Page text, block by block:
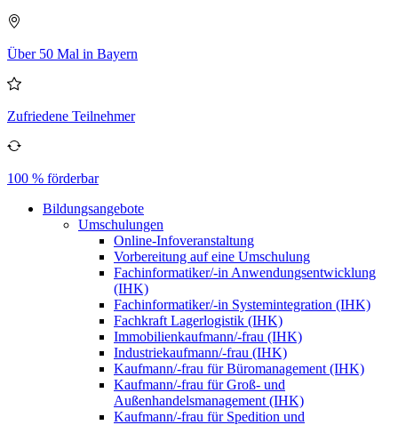
Über 50 Mal in Bayern
Zufriedene Teilnehmer
100 % förderbar
Bildungsangebote
Umschulungen
Online-Infoveranstaltung
Vorbereitung auf eine Umschulung
Fachinformatiker/-in Anwendungsentwicklung
(IHK)
Fachinformatiker/-in Systemintegration (IHK)
Fachkraft Lagerlogistik (IHK)
Immobilienkaufmann/-frau (IHK)
Industriekaufmann/-frau (IHK)
Kaufmann/-frau für Büromanagement (IHK)
Kaufmann/-frau für Groß- und
Außenhandelsmanagement (IHK)
Kaufmann/-frau für Spedition und